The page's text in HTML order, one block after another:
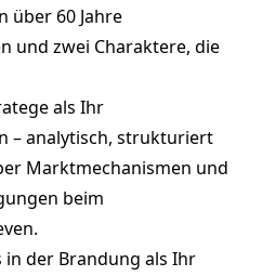
über 60 Jahre
und zwei Charaktere, die
als Ihr
– analytisch, strukturiert
Marktmechanismen und
beim
in der Brandung als Ihr